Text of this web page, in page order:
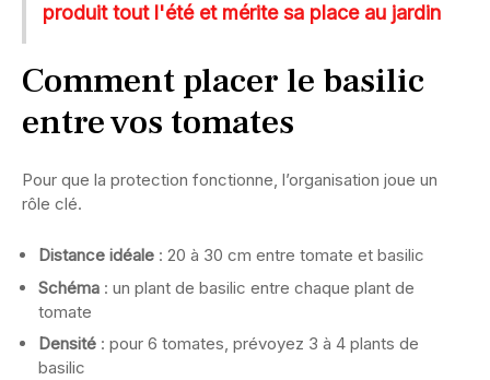
produit tout l'été et mérite sa place au jardin
Comment placer le basilic
entre vos tomates
Pour que la protection fonctionne, l’organisation joue un
rôle clé.
Distance idéale : 20 à 30 cm entre tomate et basilic
Schéma : un plant de basilic entre chaque plant de
tomate
Densité : pour 6 tomates, prévoyez 3 à 4 plants de
basilic